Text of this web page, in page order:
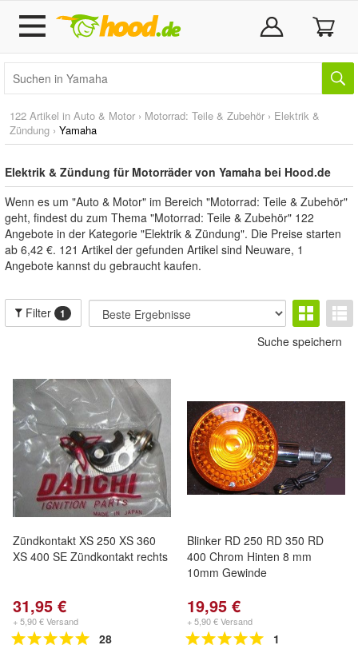
122 Artikel in Auto & Motor › Motorrad: Teile & Zubehör › Elektrik &
Zündung › Yamaha
Elektrik & Zündung für Motorräder von Yamaha bei Hood.de
Wenn es um "Auto & Motor" im Bereich "Motorrad: Teile & Zubehör"
geht, findest du zum Thema "Motorrad: Teile & Zubehör" 122
Angebote in der Kategorie "Elektrik & Zündung". Die Preise starten
ab 6,42 €. 121 Artikel der gefunden Artikel sind Neuware, 1
Angebote kannst du gebraucht kaufen.
Filter 1
Suche speichern
Zündkontakt XS 250 XS 360
XS 400 SE Zündkontakt rechts
31,95 €
+ 5,90 € Versand
28
Blinker RD 250 RD 350 RD
400 Chrom Hinten 8 mm
10mm Gewinde
19,95 €
+ 5,90 € Versand
1